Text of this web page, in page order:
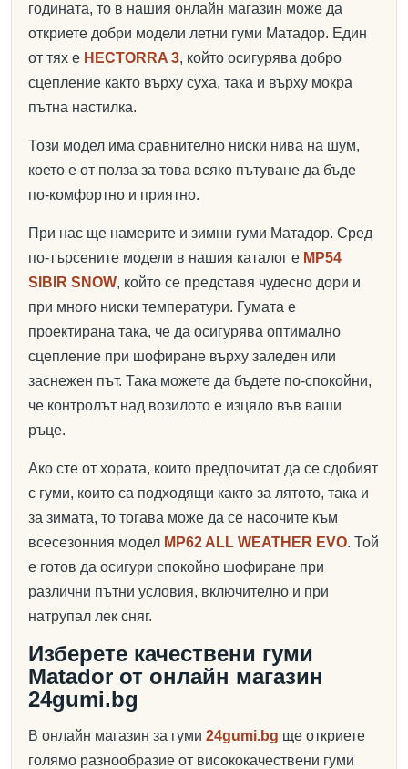
годината, то в нашия онлайн магазин може да
откриете добри модели летни гуми Матадор. Един
от тях е HECTORRA 3, който осигурява добро
сцепление както върху суха, така и върху мокра
пътна настилка.
Този модел има сравнително ниски нива на шум,
което е от полза за това всяко пътуване да бъде
по-комфортно и приятно.
При нас ще намерите и зимни гуми Матадор. Сред
по-търсените модели в нашия каталог е MP54
SIBIR SNOW, който се представя чудесно дори и
при много ниски температури. Гумата е
проектирана така, че да осигурява оптимално
сцепление при шофиране върху заледен или
заснежен път. Така можете да бъдете по-спокойни,
че контролът над возилото е изцяло във ваши
ръце.
Ако сте от хората, които предпочитат да се сдобият
с гуми, които са подходящи както за лятото, така и
за зимата, то тогава може да се насочите към
всесезонния модел MP62 ALL WEATHER EVO. Той
е готов да осигури спокойно шофиране при
различни пътни условия, включително и при
натрупал лек сняг.
Изберете качествени гуми
Matador от онлайн магазин
24gumi.bg
В онлайн магазин за гуми 24gumi.bg ще откриете
голямо разнообразие от висококачествени гуми